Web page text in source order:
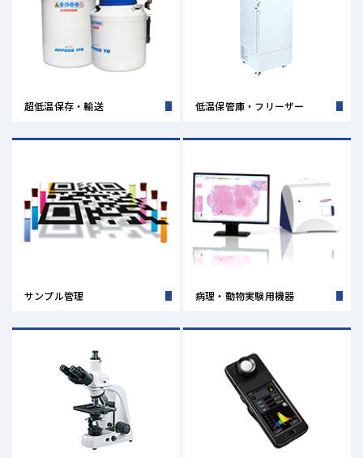
超低温保存・輸送 低温保管庫・フリーザー
サンプル管理 病理・動物実験用機器